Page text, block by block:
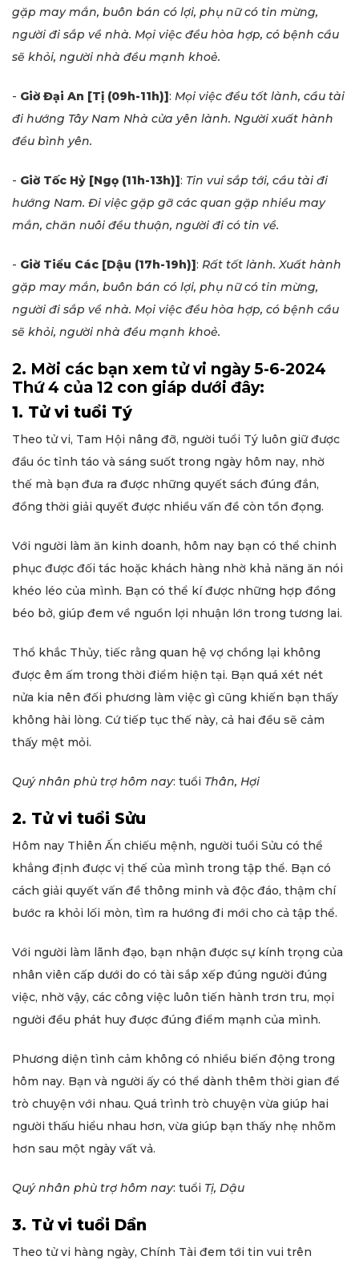
gặp may mắn, buôn bán có lợi, phụ nữ có tin mừng,
người đi sắp về nhà. Mọi việc đều hòa hợp, có bệnh cầu
sẽ khỏi, người nhà đều mạnh khoẻ.
- Giờ Đại An [Tị (09h-11h)]: Mọi việc đều tốt lành, cầu tài
đi hướng Tây Nam Nhà cửa yên lành. Người xuất hành
đều bình yên.
- Giờ Tốc Hỷ [Ngọ (11h-13h)]: Tin vui sắp tới, cầu tài đi
hướng Nam. Đi việc gặp gỡ các quan gặp nhiều may
mắn, chăn nuôi đều thuận, người đi có tin về.
- Giờ Tiểu Các [Dậu (17h-19h)]: Rất tốt lành. Xuất hành
gặp may mắn, buôn bán có lợi, phụ nữ có tin mừng,
người đi sắp về nhà. Mọi việc đều hòa hợp, có bệnh cầu
sẽ khỏi, người nhà đều mạnh khoẻ.
2. Mời các bạn xem tử vi ngày 5-6-2024
Thứ 4 của 12 con giáp dưới đây:
1. Tử vi tuổi Tý
Theo tử vi, Tam Hội nâng đỡ, người tuổi Tý luôn giữ được
đầu óc tỉnh táo và sáng suốt trong ngày hôm nay, nhờ
thế mà bạn đưa ra được những quyết sách đúng đắn,
đồng thời giải quyết được nhiều vấn đề còn tồn đọng.
Với người làm ăn kinh doanh, hôm nay bạn có thể chinh
phục được đối tác hoặc khách hàng nhờ khả năng ăn nói
khéo léo của mình. Bạn có thể kí được những hợp đồng
béo bở, giúp đem về nguồn lợi nhuận lớn trong tương lai.
Thổ khắc Thủy, tiếc rằng quan hệ vợ chồng lại không
được êm ấm trong thời điểm hiện tại. Bạn quá xét nét
nửa kia nên đối phương làm việc gì cũng khiến bạn thấy
không hài lòng. Cứ tiếp tục thế này, cả hai đều sẽ cảm
thấy mệt mỏi.
Quý nhân phù trợ hôm nay: tuổi Thân, Hợi
2. Tử vi tuổi Sửu
Hôm nay Thiên Ấn chiếu mệnh, người tuổi Sửu có thể
khẳng định được vị thế của mình trong tập thể. Bạn có
cách giải quyết vấn đề thông minh và độc đáo, thậm chí
bước ra khỏi lối mòn, tìm ra hướng đi mới cho cả tập thể.
Với người làm lãnh đạo, bạn nhận được sự kính trọng của
nhân viên cấp dưới do có tài sắp xếp đúng người đúng
việc, nhờ vậy, các công việc luôn tiến hành trơn tru, mọi
người đều phát huy được đúng điểm mạnh của mình.
Phương diện tình cảm không có nhiều biến động trong
hôm nay. Bạn và người ấy có thể dành thêm thời gian để
trò chuyện với nhau. Quá trình trò chuyện vừa giúp hai
người thấu hiểu nhau hơn, vừa giúp bạn thấy nhẹ nhõm
hơn sau một ngày vất vả.
Quý nhân phù trợ hôm nay: tuổi Tị, Dậu
3. Tử vi tuổi Dần
Theo tử vi hàng ngày, Chính Tài đem tới tin vui trên